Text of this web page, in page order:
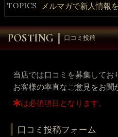
TOPICS メルマガで新人情報
口コミ投稿
当店では口コミを募集してお
お客様の率直なご意見をお聞
は必須項目となります。
口コミ投稿フォーム